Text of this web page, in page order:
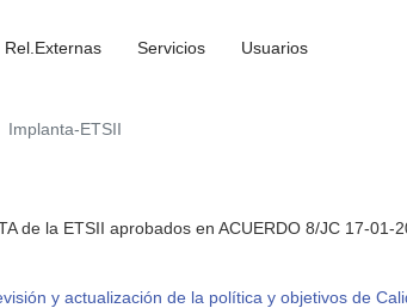
Rel.Externas Servicios Usuarios
Implanta-ETSII
de la ETSII aprobados en ACUERDO 8/JC 17-01-
y actualización de la política y objetivos de